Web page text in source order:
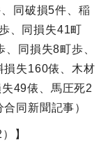
同破損5件、稲
、同損失41町
同損失8町歩、
損失160俵、木材
49俵、馬圧死2
同新聞記事）
】